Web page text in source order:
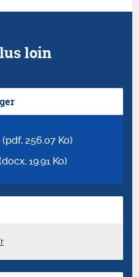
loin
256.07 Ko)
19.91 Ko)